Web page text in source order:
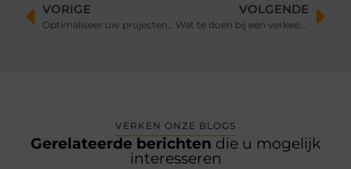
VORIGE
Optimaliseer uw projecten met afzetcontainers van PW container
VOLGENDE
Wat te doen bij een verkeersongeval?
VERKEN ONZE BLOGS
Gerelateerde berichten die u mogelijk
interesseren